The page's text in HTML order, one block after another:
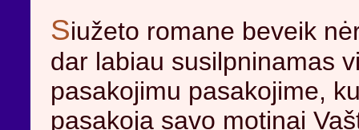
Siužeto romane beveik
dar labiau susilpninamas
pasakojimu pasakojime,
pasakoja savo motinai